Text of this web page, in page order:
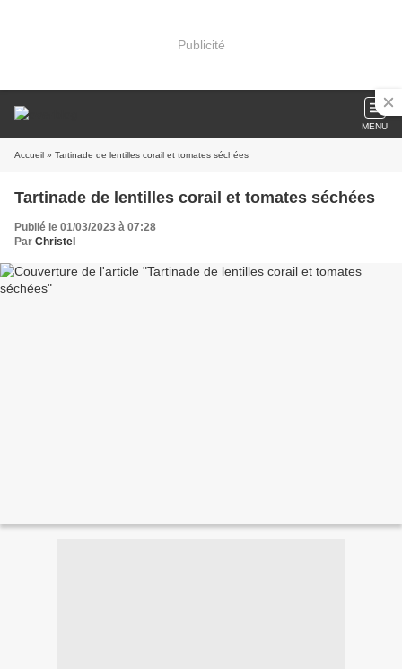
Publicité
MENU
Accueil » Tartinade de lentilles corail et tomates séchées
Tartinade de lentilles corail et tomates séchées
Publié le 01/03/2023 à 07:28
Par Christel